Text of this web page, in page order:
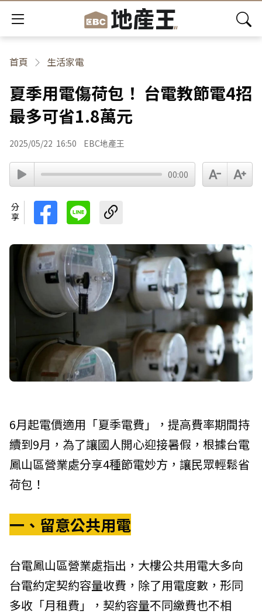
首頁 生活家電
夏季用電傷荷包！ 台電教節電4招
最多可省1.8萬元
2025/05/22 16:50 EBC地產王
00:00
分享
6月起電價適用「夏季電費」，提高費率期間持
續到9月，為了讓國人開心迎接暑假，根據台電
鳳山區營業處分享4種節電妙方，讓民眾輕鬆省
荷包！
一、留意公共用電
台電鳳山區營業處指出，大樓公共用電大多向
台電約定契約容量收費，除了用電度數，形同
多收「月租費」，契約容量不同繳費也不相